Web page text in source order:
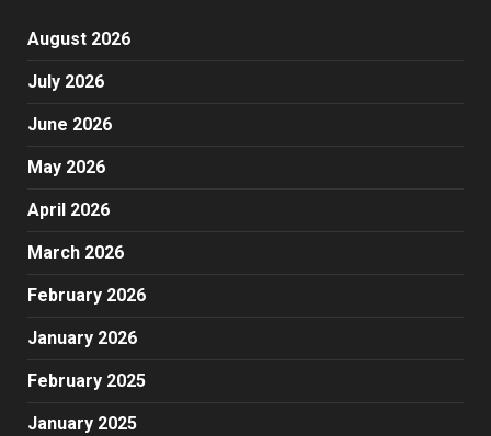
August 2026
July 2026
June 2026
May 2026
April 2026
March 2026
February 2026
January 2026
February 2025
January 2025